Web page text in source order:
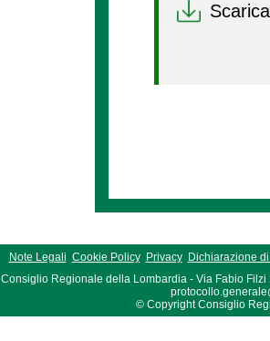
Note Legali Cookie Policy Privacy
Dichiarazione
Consiglio Regionale della Lombardia - Via Fabio Filzi
© Copyright Consiglio